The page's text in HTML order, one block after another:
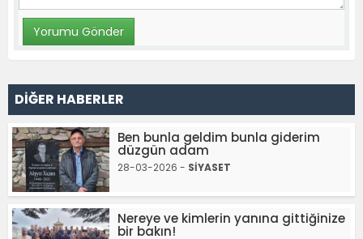
DİĞER HABERLER
Ben bunla geldim bunla giderim
düzgün adam
28-03-2026 - SİYASET
Nereye ve kimlerin yanına gittiğinize
bir bakın!